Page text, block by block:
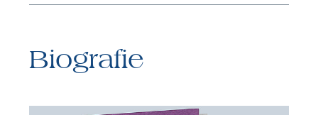
Biografie